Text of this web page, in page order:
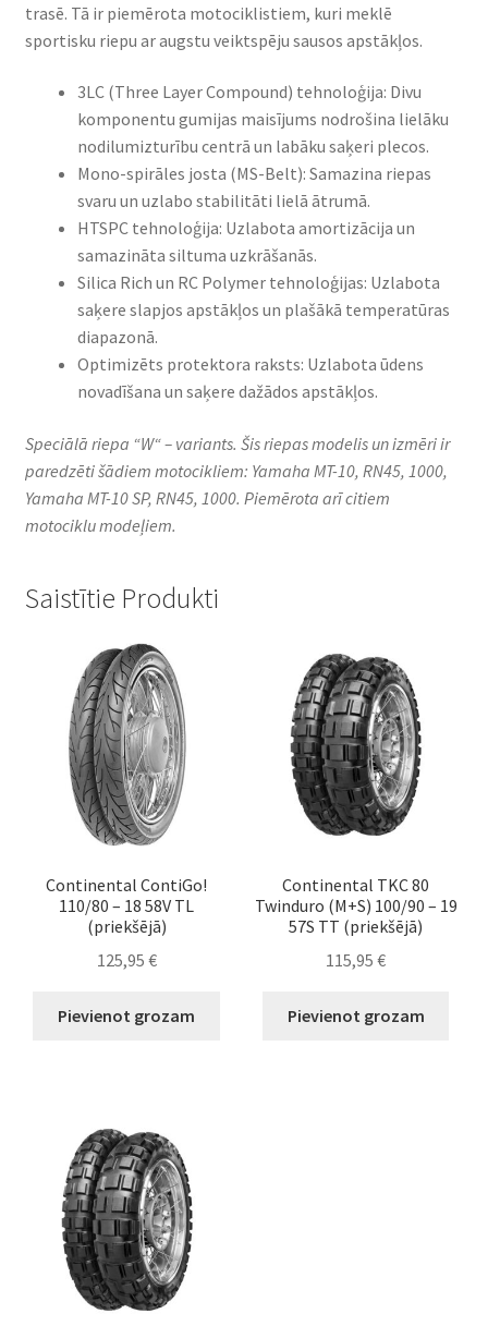
trasē. Tā ir piemērota motociklistiem, kuri meklē
sportisku riepu ar augstu veiktspēju sausos apstākļos.​
3LC (Three Layer Compound) tehnoloģija: Divu
komponentu gumijas maisījums nodrošina lielāku
nodilumizturību centrā un labāku saķeri plecos.​
Mono-spirāles josta (MS-Belt): Samazina riepas
svaru un uzlabo stabilitāti lielā ātrumā.​
HTSPC tehnoloģija: Uzlabota amortizācija un
samazināta siltuma uzkrāšanās.​
Silica Rich un RC Polymer tehnoloģijas: Uzlabota
saķere slapjos apstākļos un plašākā temperatūras
diapazonā.​
Optimizēts protektora raksts: Uzlabota ūdens
novadīšana un saķere dažādos apstākļos.
Speciālā riepa “W“ – variants. Šis riepas modelis un izmēri ir
paredzēti šādiem motocikliem: Yamaha MT-10, RN45, 1000,
Yamaha MT-10 SP, RN45, 1000. Piemērota arī citiem
motociklu modeļiem.
Saistītie Produkti
Continental ContiGo!
110/80 – 18 58V TL
(priekšējā)
125,95 €
Pievienot grozam
Continental TKC 80
Twinduro (M+S) 100/90 – 19
57S TT (priekšējā)
115,95€
Pievienot grozam